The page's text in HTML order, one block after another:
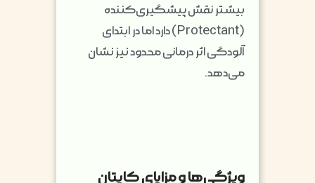
بیشتر نقش پیشگیری‌کننده
(Protectant) دارد اما در ابتدای
آلودگی اثر درمانی محدود نیز نشان
می‌دهد.
ویژگی‌ها و مزایای کاپتان